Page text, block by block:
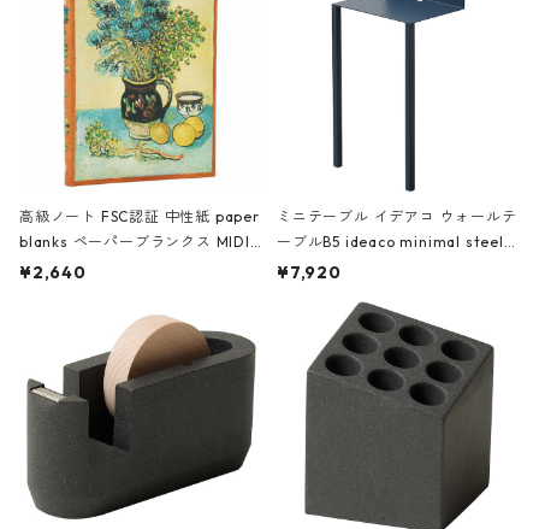
高級ノート FSC認証 中性紙 paper
blanks ペーパーブランクス MIDI
ハードカバー 罫線 ヴァン・ゴッホ
¥2,640
ミニテーブル イデアコ ウォールテ
ーブルB5 ideaco minimal steel f
urniture WALL Table B5 ネイビー
¥7,920